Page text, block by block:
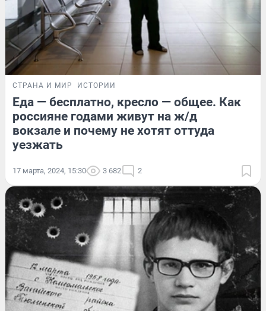
СТРАНА И МИР ИСТОРИИ
Еда — бесплатно, кресло — общее. Как
россияне годами живут на ж/д
вокзале и почему не хотят оттуда
уезжать
17 марта, 2024, 15:30 3 682 2